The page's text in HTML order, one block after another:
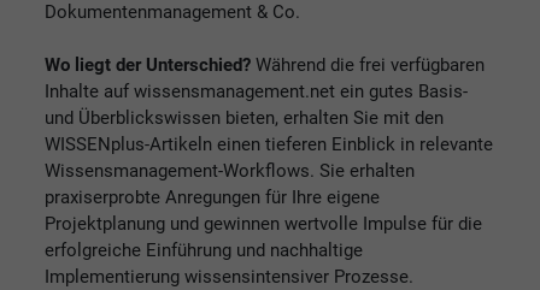
Dokumentenmanagement & Co.
Wo liegt der Unterschied? Während die frei verfügbaren
Inhalte auf wissensmanagement.net ein gutes Basis-
und Überblickswissen bieten, erhalten Sie mit den
WISSENplus-Artikeln einen tieferen Einblick in relevante
Wissensmanagement-Workflows. Sie erhalten
praxiserprobte Anregungen für Ihre eigene
Projektplanung und gewinnen wertvolle Impulse für die
erfolgreiche Einführung und nachhaltige
Implementierung wissensintensiver Prozesse.